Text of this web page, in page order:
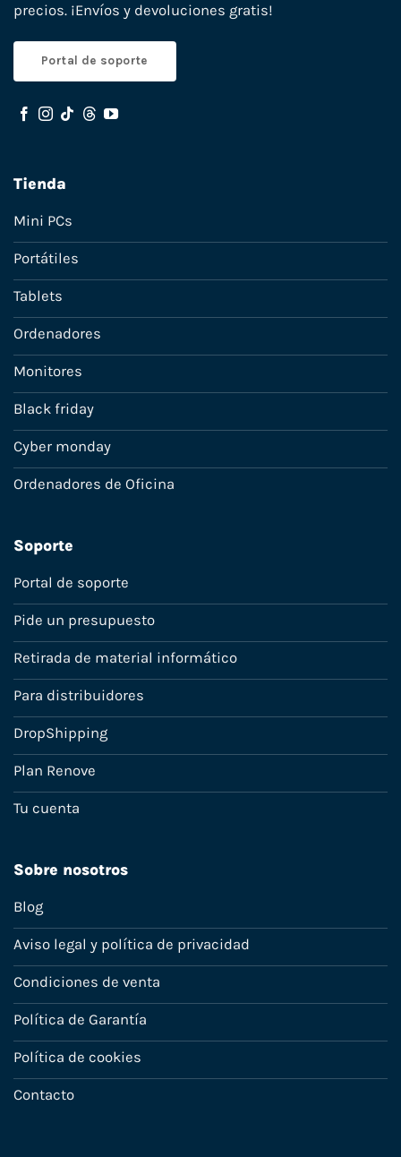
precios. ¡Envíos y devoluciones gratis!
Portal de soporte
Tienda
Mini PCs
Portátiles
Tablets
Ordenadores
Monitores
Black friday
Cyber monday
Ordenadores de Oficina
Soporte
Portal de soporte
Pide un presupuesto
Retirada de material informático
Para distribuidores
DropShipping
Plan Renove
Tu cuenta
Sobre nosotros
Blog
Aviso legal y política de privacidad
Condiciones de venta
Política de Garantía
Política de cookies
Contacto